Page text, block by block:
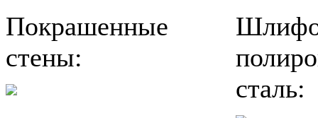
Покрашенные
стены:
сталь: